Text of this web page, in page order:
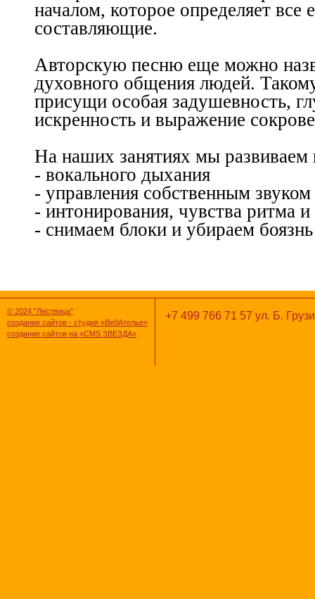
началом, которое определяет все
составляющие.
Авторскую песню еще можно
духовного общения людей.
присущи особая задушевность,
искренность и выражение
На наших занятиях мы развиваем
- вокального дыхания
- управления собственным звуком
- интонирования, чувства ритма
- снимаем блоки и убираем
© 2024 "Лествица"
создание сайтов - студия «ВебАтелье»
создание сайтов на «CMS ЗВЕЗДА»
+7 499 766 71 57 ул. Б.